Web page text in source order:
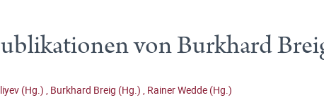
von Burkhard
(Hg.) , Burkhard Breig (Hg.) , Rainer Wedde (Hg.)